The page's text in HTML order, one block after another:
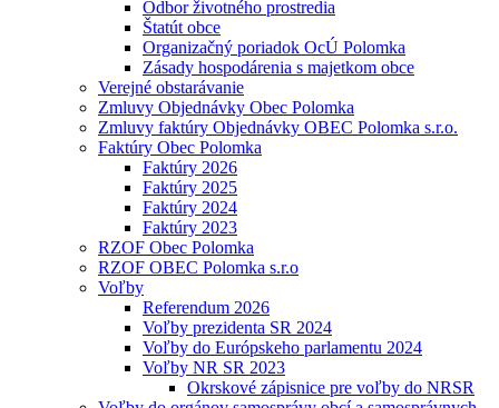
Odbor životného prostredia
Štatút obce
Organizačný poriadok OcÚ Polomka
Zásady hospodárenia s majetkom obce
Verejné obstarávanie
Zmluvy Objednávky Obec Polomka
Zmluvy faktúry Objednávky OBEC Polomka s.r.o.
Faktúry Obec Polomka
Faktúry 2026
Faktúry 2025
Faktúry 2024
Faktúry 2023
RZOF Obec Polomka
RZOF OBEC Polomka s.r.o
Voľby
Referendum 2026
Voľby prezidenta SR 2024
Voľby do Európskeho parlamentu 2024
Voľby NR SR 2023
Okrskové zápisnice pre voľby do NRSR